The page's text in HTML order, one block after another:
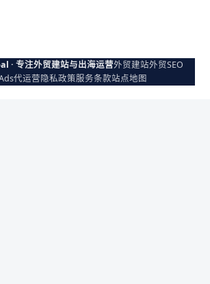
· 专注外贸建站与出海运营外贸建站外贸SEO
代运营隐私政策服务条款站点地图